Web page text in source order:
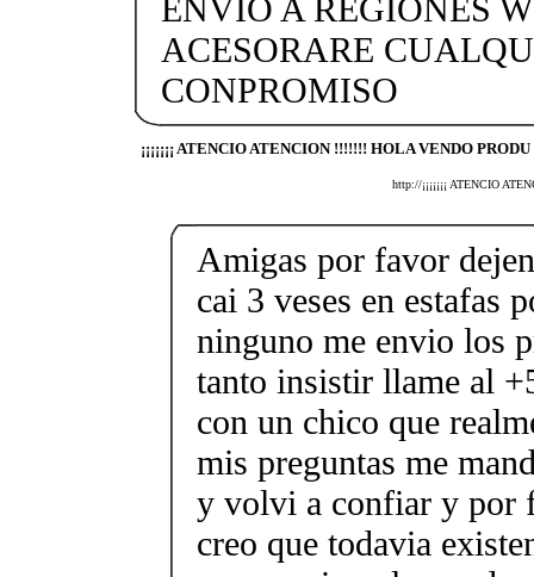
ENVIO A REGIONES
ACESORARE
CONPROMISO
¡¡¡¡¡¡¡ ATENCIO ATENCION !!!!!!! HOLA VENDO PRODU
http://¡¡¡¡¡¡¡ ATENCIO
Amigas por favor
cai 3 veses en estafas
ninguno me envio los
tanto insistir llame al
con un chico que
mis preguntas me
y volvi a confiar y por
creo que todavia